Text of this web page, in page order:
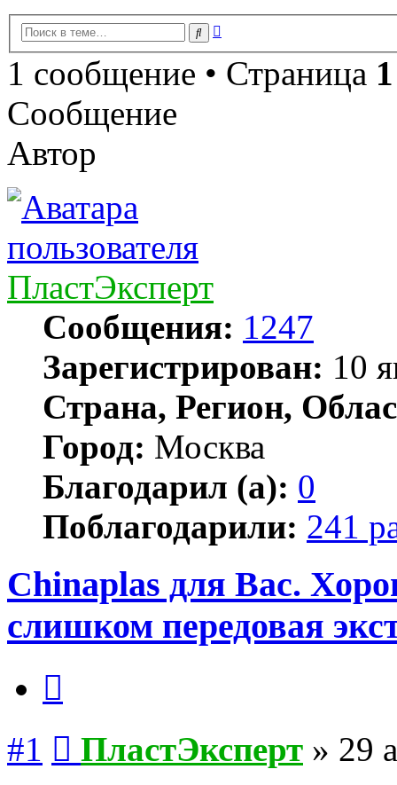
Поиск
1 сообщение • Страница 1
Сообщение
Автор
ПластЭксперт
Сообщения: 1247
Зарегистрирован: 10
Страна, Регион,
Город: Москва
Благодарил (а): 0
Поблагодарили: 241
Chinaplas для Вас.
слишком передовая
#1 ПластЭксперт » 29